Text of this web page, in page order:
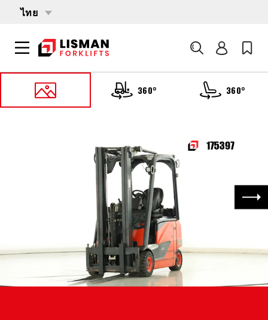
ไทย
ค้นหา
360° 360°
รถบรรทุกโฟล์คลิฟต์
175397 LINDE E-16-PH-02 (386)
ถัด